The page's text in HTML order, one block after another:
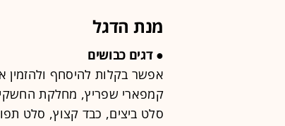
מנת הדגל
● דגים כבושים
אפשר בקלות להיסחף ולהזמין
קמפארי שפריץ, מחלקת
סלט ביצים, כבד קצוץ, סלט